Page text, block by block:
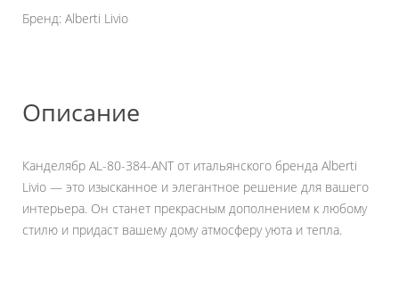
Бренд: Alberti Livio
Описание
Канделябр AL-80-384-ANT от итальянского бренда Alberti
Livio — это изысканное и элегантное решение для вашего
интерьера. Он станет прекрасным дополнением к любому
стилю и придаст вашему дому атмосферу уюта и тепла.